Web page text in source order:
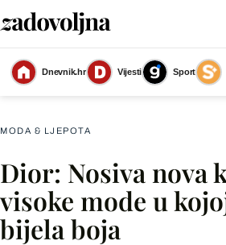
Dnevnik.hr Vijesti Sport
MODA & LJEPOTA
Dior: Nosiva nova
visoke mode u
bijela boja
Facebook
X